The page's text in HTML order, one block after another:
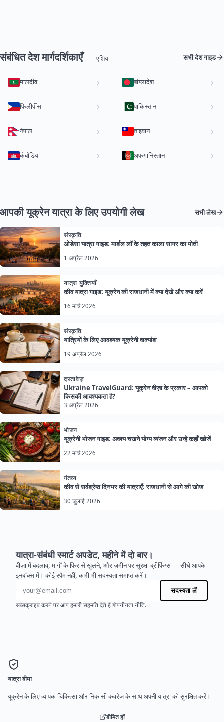
संबंधित देश मार्गदर्शिकाएँ — एशिया सभी देश गाइड
मालदीव बांग्लादेश
फिलीपींस पाकिस्तान
नेपाल ताइवान
कंबोडिया अफगानिस्तान
आपकी यूक्रेन यात्रा के लिए उपयोगी लेख सभी लेख
संस्कृति
ओडेसा यात्रा गाइड: मार्शल लॉ के तहत काला सागर का मोती
1 अप्रैल 2026
यात्रा युक्तियाँ
कीव यात्रा गाइड: यूक्रेन की राजधानी में क्या देखें और क्या करें
16 मार्च 2026
संस्कृति
यात्रियों के लिए आवश्यक यूक्रेनी वाक्यांश
19 अप्रैल 2026
दस्तावेज़
Ukraine TravelGuard: यूक्रेन वीज़ा के प्रकार – आपको
किसकी आवश्यकता है?
3 अप्रैल 2026
भोजन
यूक्रेनी भोजन गाइड: अवश्य चखने योग्य व्यंजन और उन्हें कहाँ खोजें
22 मार्च 2026
गंतव्य
कीव से सर्वश्रेष्ठ दिनभर की यात्राएँ: राजधानी से आगे की खोज
30 जुलाई 2026
यात्रा-संबंधी स्मार्ट अपडेट, महीने में दो बार।
वीज़ा में बदलाव, मार्गों के फिर से खुलने, और ज़मीन पर सुरक्षा ब्रीफिंग्स — सीधे आपके
इनबॉक्स में। कोई स्पैम नहीं, कभी भी सदस्यता समाप्त करें।
ईमेल पता
सदस्यता लें
सब्सक्राइब करने पर आप हमारी सहमति देते हैं गोपनीयता नीति.
यात्रा बीमा
यूक्रेन के लिए व्यापक चिकित्सा और निकासी कवरेज के साथ अपनी यात्रा को सुरक्षित करें।
बीमित हों